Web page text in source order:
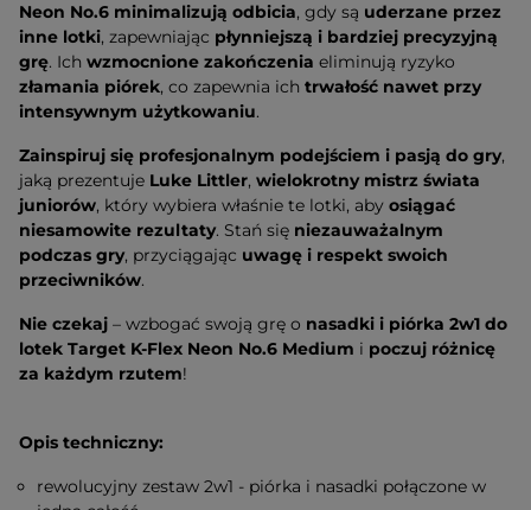
Neon No.6 minimalizują odbicia, gdy są uderzane przez
inne lotki, zapewniając płynniejszą i bardziej precyzyjną
grę. Ich wzmocnione zakończenia eliminują ryzyko
złamania piórek, co zapewnia ich trwałość nawet przy
intensywnym użytkowaniu.
Zainspiruj się profesjonalnym podejściem i pasją do gry,
jaką prezentuje Luke Littler, wielokrotny mistrz świata
juniorów, który wybiera właśnie te lotki, aby osiągać
niesamowite rezultaty. Stań się niezauważalnym
podczas gry, przyciągając uwagę i respekt swoich
przeciwników.
Nie czekaj – wzbogać swoją grę o nasadki i piórka 2w1 do
lotek Target K-Flex Neon No.6 Medium i poczuj różnicę
za każdym rzutem!
Opis techniczny:
rewolucyjny zestaw 2w1 - piórka i nasadki połączone w